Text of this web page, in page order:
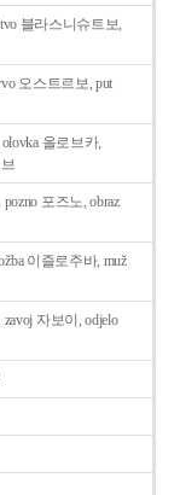
블라스니슈트보,
오스트르보, put
올로브카,
포즈노, obraz
이즐로주바, muž
자보이, odjelo